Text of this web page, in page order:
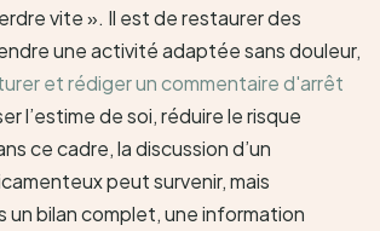
vite ». Il est de restaurer des
une activité adaptée sans douleur,
et rédiger un commentaire d'arrêt
l’estime de soi, réduire le risque
ce cadre, la discussion d’un
peut survenir, mais
un bilan complet, une information